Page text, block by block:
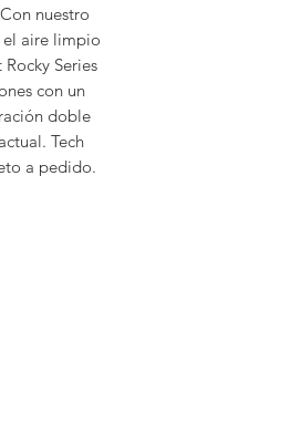
nuestro
el aire limpio
Series
con un
doble
Tech
a pedido.